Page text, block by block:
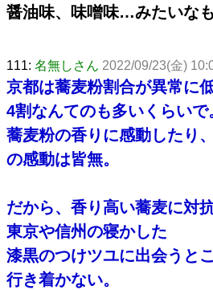
醤油味、味噌味…みたいな
111: 名無しさん 2022/09/23(金)
京都は蕎麦粉割合が異常に低
4割なんてのも多いくらいで
蕎麦粉の香りに感動したり
の感動は皆無。
だから、香り高い蕎麦に対
東京や信州の寝かした
漆黒のつけツユに出会うと
行き着かない。